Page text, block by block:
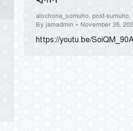
alochona_somuho, post-sumuho,
By jamadmin November 26,
https://youtu.be/